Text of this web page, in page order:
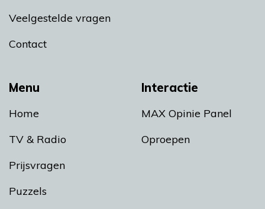
Menu
Home
TV & Radio
Prijsvragen
Puzzels
Interactie
MAX Opinie Panel
Oproepen
Veelgestelde vragen
Contact